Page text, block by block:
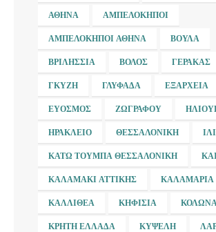
ΑΘΉΝΑ ΑΜΠΕΛΌΚΗΠΟΙ
ΑΜΠΕΛΌΚΗΠΟΙ ΑΘΉΝΑ ΒΟΎΛΑ
ΒΡΙΛΉΣΣΙΑ ΒΌΛΟΣ ΓΈΡΑΚΑΣ
ΓΚΎΖΗ ΓΛΥΦΆΔΑ ΕΞΆΡΧΕΙΑ
ΕΎΟΣΜΟΣ ΖΩΓΡΆΦΟΥ
ΗΡΆΚΛΕΙΟ ΘΕΣΣΑΛΟΝΊΚΗ
ΚΆΤΩ ΤΟΎΜΠΑ ΘΕΣΣΑΛΟΝΊΚΗ
ΚΑΛΑΜΆΚΙ ΑΤΤΙΚΉΣ ΚΑΛΑΜΑΡΙΆ
ΚΑΛΛΙΘΈΑ ΚΗΦΙΣΙΆ
ΚΡΉΤΗ ΕΛΛΆΔΑ ΚΥΨΈΛΗ